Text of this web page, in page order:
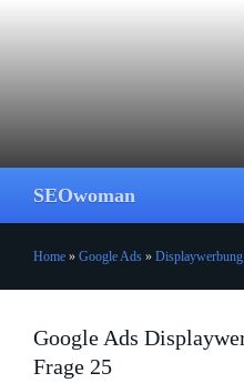
SEOwoman
Home » Google Ads » Displaywerbung
Google Ads
Frage 25